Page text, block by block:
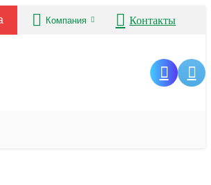
Компания Контакты